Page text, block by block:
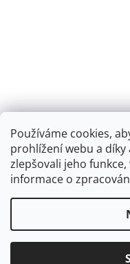
Používáme cookies,
prohlížení webu a
zlepšovali jeho
informace o